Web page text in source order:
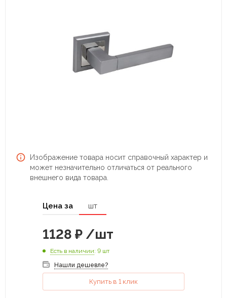
Изображение товара носит справочный характер и
может незначительно отличаться от реального
внешнего вида товара.
Цена за шт
1128 ₽ /шт
Есть в наличии: 9 шт
Нашли дешевле?
Купить в 1 клик